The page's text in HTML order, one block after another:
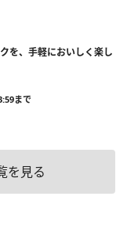
を、手軽においしく楽し
まで
を見る